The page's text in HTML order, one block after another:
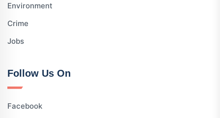
Environment
Crime
Jobs
Follow Us On
Facebook